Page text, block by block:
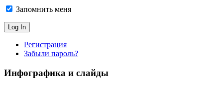
Запомнить меня
Регистрация
Забыли пароль?
Инфографика и слайды